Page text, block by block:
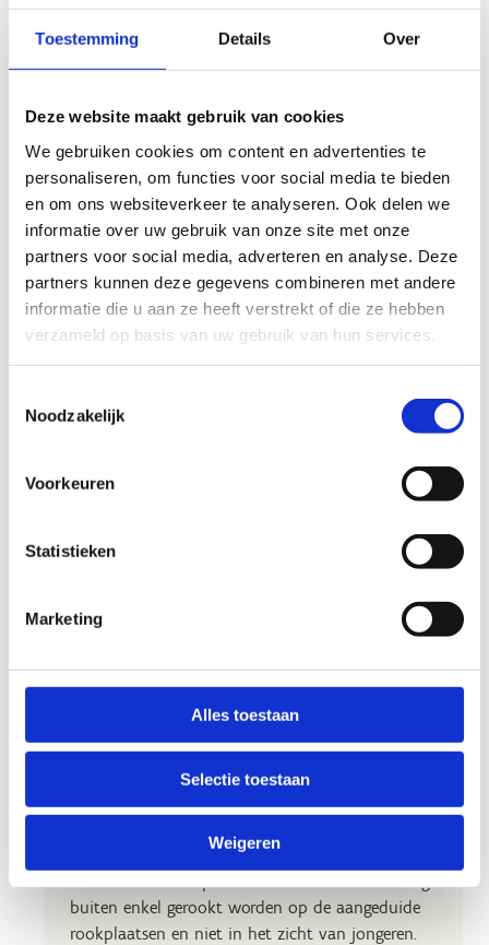
Toestemming Details Over
Deze website maakt gebruik van cookies
We gebruiken cookies om content en advertenties te
personaliseren, om functies voor social media te bieden
en om ons websiteverkeer te analyseren. Ook delen we
informatie over uw gebruik van onze site met onze
partners voor social media, adverteren en analyse. Deze
partners kunnen deze gegevens combineren met andere
informatie die u aan ze heeft verstrekt of die ze hebben
verzameld op basis van uw gebruik van hun services.
Noodzakelijk
Voorkeuren
Statistieken
Marketing
Alles toestaan
Selectie toestaan
Weigeren
'Marketing cookies' aan en klik op 'Selectie toestaan'.
Verander cookie settings
Generatie rookvrij
Alle centra van Sport Vlaanderen zijn rookvrij.
buiten enkel gerookt worden op de aangeduide
rookplaatsen en niet in het zicht van jongeren.